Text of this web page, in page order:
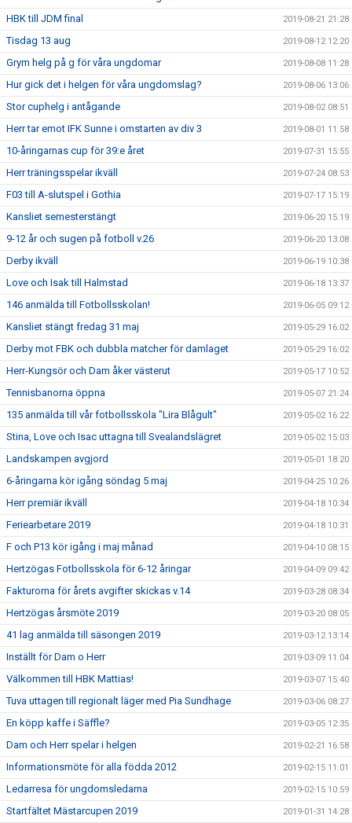
HBK till JDM final 2019-08-21 21:28
Tisdag 13 aug 2019-08-12 12:20
Grym helg på g för våra ungdomar 2019-08-08 11:28
Hur gick det i helgen för våra ungdomslag? 2019-08-06 13:06
Stor cuphelg i antågande 2019-08-02 08:51
Herr tar emot IFK Sunne i omstarten av div 3 2019-08-01 11:58
10-åringarnas cup för 39:e året 2019-07-31 15:55
Herr träningsspelar ikväll 2019-07-24 08:53
F03 till A-slutspel i Gothia 2019-07-17 15:19
Kansliet semesterstängt 2019-06-20 15:19
9-12 år och sugen på fotboll v.26 2019-06-20 13:08
Derby ikväll 2019-06-19 10:38
Love och Isak till Halmstad 2019-06-18 13:37
146 anmälda till Fotbollsskolan! 2019-06-05 09:12
Kansliet stängt fredag 31 maj 2019-05-29 16:02
Derby mot FBK och dubbla matcher för damlaget 2019-05-29 16:02
Herr-Kungsör och Dam åker västerut 2019-05-17 10:52
Tennisbanorna öppna 2019-05-07 21:24
135 anmälda till vår fotbollsskola "Lira Blågult" 2019-05-02 16:22
Stina, Love och Isac uttagna till Svealandslägret 2019-05-02 15:03
Landskampen avgjord 2019-05-01 18:20
6-åringarna kör igång söndag 5 maj 2019-04-25 10:26
Herr premiär ikväll 2019-04-18 10:34
Feriearbetare 2019 2019-04-18 10:31
F och P13 kör igång i maj månad 2019-04-10 08:15
Hertzögas Fotbollsskola för 6-12 åringar 2019-04-09 09:42
Fakturorna för årets avgifter skickas v.14 2019-03-28 08:34
Hertzögas årsmöte 2019 2019-03-20 08:05
41 lag anmälda till säsongen 2019 2019-03-12 13:14
Inställt för Dam o Herr 2019-03-09 11:04
Välkommen till HBK Mattias! 2019-03-07 15:40
Tuva uttagen till regionalt läger med Pia Sundhage 2019-03-06 08:27
En köpp kaffe i Säffle? 2019-03-05 12:35
Dam och Herr spelar i helgen 2019-02-21 16:58
Informationsmöte för alla födda 2012 2019-02-15 11:01
Ledarresa för ungdomsledarna 2019-02-15 10:59
Startfältet Mästarcupen 2019 2019-01-31 14:28